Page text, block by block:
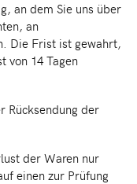
an dem Sie uns über
an
Die Frist ist gewahrt,
von 14 Tagen
Rücksendung der
der Waren nur
einen zur Prüfung